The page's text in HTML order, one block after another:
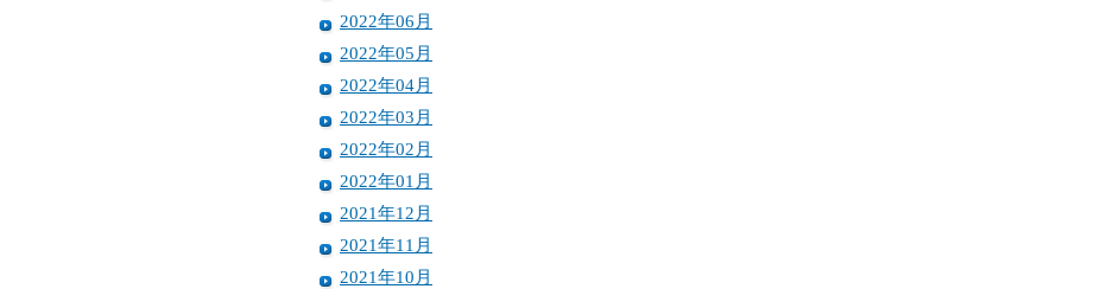
2022年06月
2022年05月
2022年04月
2022年03月
2022年02月
2022年01月
2021年12月
2021年11月
2021年10月